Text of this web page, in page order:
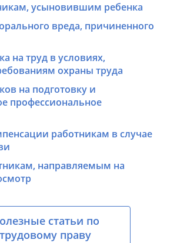
усыновившим ребенка
вреда, причиненного
на труд в условиях,
охраны труда
на подготовку и
профессиональное
работникам в случае
направляемым на
статьи по
трудовому праву